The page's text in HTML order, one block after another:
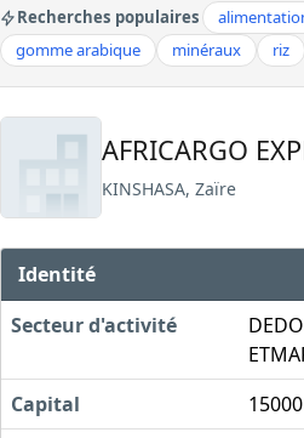
Recherches populaires
gomme arabique
minéraux riz
AFRICARGO
KINSHASA, Zaïre
Identité
Secteur d'activité
Capital
15000